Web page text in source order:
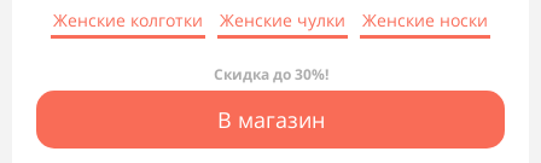
Женские колготки
Женские чулки Женские носки
Скидка до 30%!
В магазин